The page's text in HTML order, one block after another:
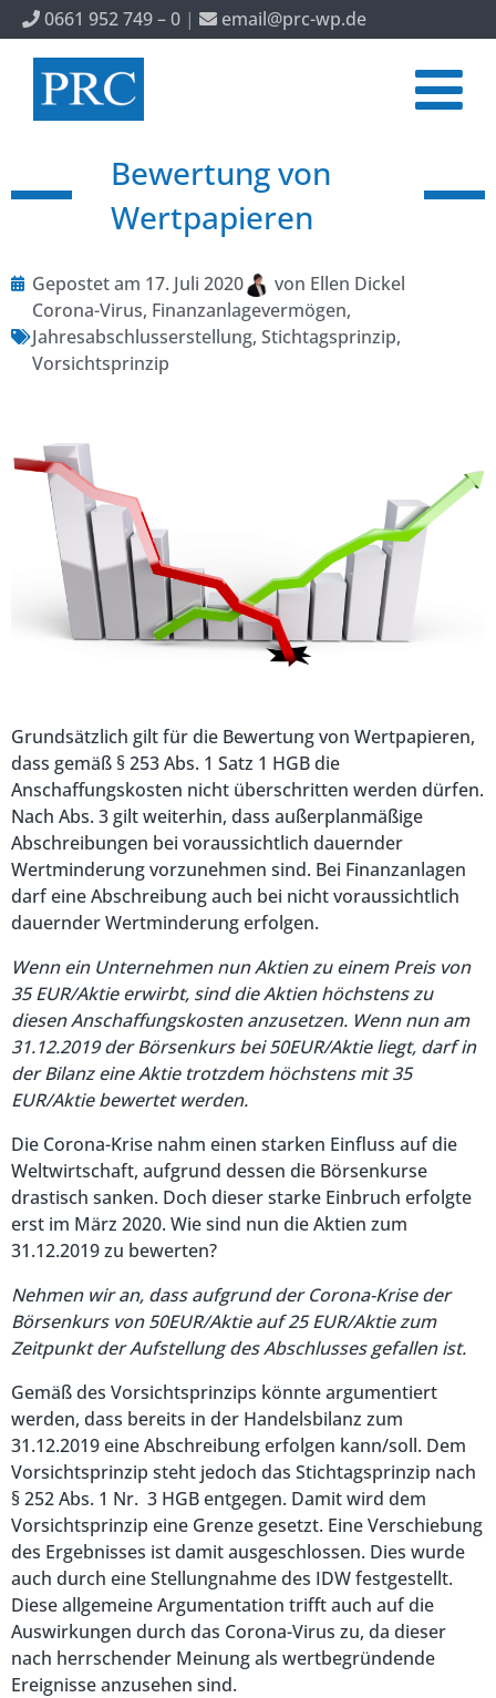
0661 952 749 – 0 | email@prc-wp.de
Bewertung von
Wertpapieren
Gepostet am 17. Juli 2020 von Ellen Dickel
Corona-Virus, Finanzanlagevermögen,
Jahresabschlusserstellung, Stichtagsprinzip,
Vorsichtsprinzip
Grundsätzlich gilt für die Bewertung von Wertpapieren,
dass gemäß § 253 Abs. 1 Satz 1 HGB die
Anschaffungskosten nicht überschritten werden dürfen.
Nach Abs. 3 gilt weiterhin, dass außerplanmäßige
Abschreibungen bei voraussichtlich dauernder
Wertminderung vorzunehmen sind. Bei Finanzanlagen
darf eine Abschreibung auch bei nicht voraussichtlich
dauernder Wertminderung erfolgen.
Wenn ein Unternehmen nun Aktien zu einem Preis von
35 EUR/Aktie erwirbt, sind die Aktien höchstens zu
diesen Anschaffungskosten anzusetzen. Wenn nun am
31.12.2019 der Börsenkurs bei 50EUR/Aktie liegt, darf in
der Bilanz eine Aktie trotzdem höchstens mit 35
EUR/Aktie bewertet werden.
Die Corona-Krise nahm einen starken Einfluss auf die
Weltwirtschaft, aufgrund dessen die Börsenkurse
drastisch sanken. Doch dieser starke Einbruch erfolgte
erst im März 2020. Wie sind nun die Aktien zum
31.12.2019 zu bewerten?
Nehmen wir an, dass aufgrund der Corona-Krise der
Börsenkurs von 50EUR/Aktie auf 25 EUR/Aktie zum
Zeitpunkt der Aufstellung des Abschlusses gefallen ist.
Gemäß des Vorsichtsprinzips könnte argumentiert
werden, dass bereits in der Handelsbilanz zum
31.12.2019 eine Abschreibung erfolgen kann/soll. Dem
Vorsichtsprinzip steht jedoch das Stichtagsprinzip nach
§ 252 Abs. 1 Nr. 3 HGB entgegen. Damit wird dem
Vorsichtsprinzip eine Grenze gesetzt. Eine Verschiebung
des Ergebnisses ist damit ausgeschlossen. Dies wurde
auch durch eine Stellungnahme des IDW festgestellt.
Diese allgemeine Argumentation trifft auch auf die
Auswirkungen durch das Corona-Virus zu, da dieser
nach herrschender Meinung als wertbegründende
Ereignisse anzusehen sind.